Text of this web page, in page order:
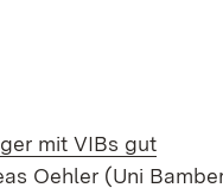
mit VIBs gut
Oehler (Uni